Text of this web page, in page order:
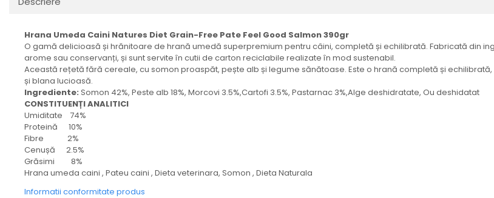
Hrana Umeda Caini Natures Diet Grain-Free Pate Feel Good Salmon 390gr
O gamă delicioasă și hrănitoare de hrană umedă superpremium pentru câini, completă și echilibrată. Fabricată din
arome sau conservanți, și sunt servite în cutii de carton reciclabile realizate în mod sustenabil.
Această rețetă fără cereale, cu somon proaspăt, pește alb și legume sănătoase. Este o hrană completă și
și blana lucioasă.
Ingrediente: Somon 42%, Peste alb 18%, Morcovi 3.5%,Cartofi 3.5%, Pastarnac 3%,Alge deshidratate, Ou deshidatat
CONSTITUENȚI ANALITICI
Umiditate 74%
Proteină 10%
Fibre 2%
Cenușă 2.5%
Grăsimi 8%
Hrana umeda caini , Pateu caini , Dieta veterinara, Somon , Dieta Naturala
Informatii conformitate produs